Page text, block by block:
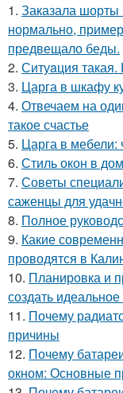
1. Заказала шорты
нормально,
предвещало беды.
2. Ситуaция такая.
3. Царга в шкафу
4. Отвечаем на
такое счастье
5. Царга в мебели:
6. Стиль окон в
7. Советы
саженцы для
8. Полное
9. Какие
проводятся в
10. Планировка и
создать
11. Почему
причины
12. Почему
окном: Основные